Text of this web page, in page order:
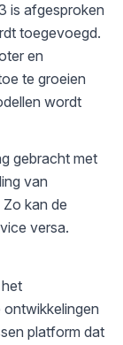
is afgesproken
toegevoegd.
en
te groeien
wordt
gebracht met
van
kan de
versa.
platform dat